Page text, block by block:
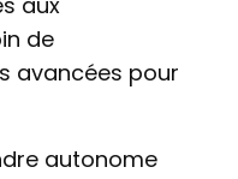
de
avancées pour
autonome